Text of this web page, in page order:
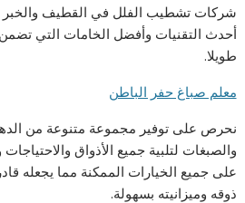
شركات تشطيب الفلل في القطيف والخبر
أحدث التقنيات وأفضل الخامات التي
طويلا.
معلم صباغ حفر الباطن
نحرص على توفير مجموعة متنوعة من
والصبغات لتلبية جميع الأذواق
على جميع الخيارات الممكنة مما يجعله
ذوقه وميزانيته بسهولة.